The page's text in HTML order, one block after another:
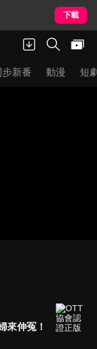
下載
步新番 動漫 短
來伸冤！